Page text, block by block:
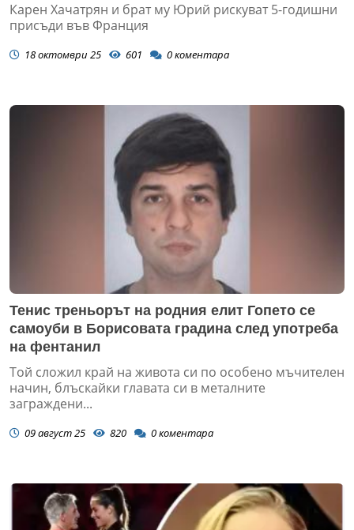
Карен Хачатрян и брат му Юрий рискуват 5-годишни
присъди във Франция
18 октомври 25 601 0коментара
Тенис треньорът на родния елит Гопето се
самоуби в Борисовата градина след употреба
на фентанил
Той сложил край на живота си по особено мъчителен
начин, блъскайки главата си в металните
заграждени...
09 август 25 820 0коментара